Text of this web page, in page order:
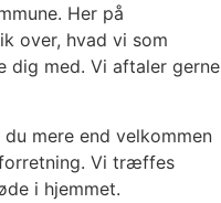
. Her på
over, hvad vi som
dig med. Vi aftaler gerne
mere end velkommen
Vi træffes
i hjemmet.